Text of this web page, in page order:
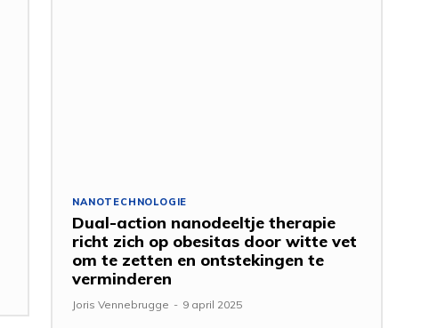
NANOTECHNOLOGIE
Dual-action nanodeeltje therapie
richt zich op obesitas door witte vet
om te zetten en ontstekingen te
verminderen
Joris Vennebrugge - 9 april 2025